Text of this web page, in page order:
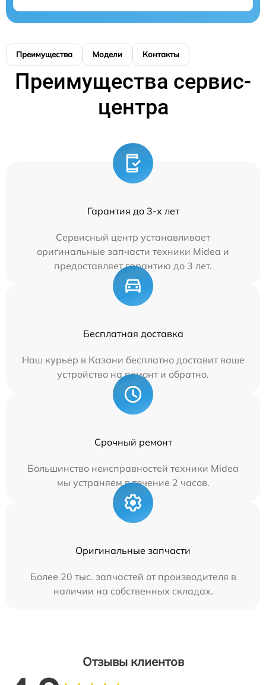
Преимущества Модели Контакты
Преимущества сервис-
центра
Гарантия до 3-х лет
Сервисный центр устанавливает
оригинальные запчасти техники Midea и
предоставляет гарантию до 3 лет.
Бесплатная доставка
Наш курьер в Казани бесплатно доставит ваше
устройство на ремонт и обратно.
Срочный ремонт
Большинство неисправностей техники Midea
мы устраняем в течение 2 часов.
Оригинальные запчасти
Более 20 тыс. запчастей от производителя в
наличии на собственных складах.
Отзывы клиентов